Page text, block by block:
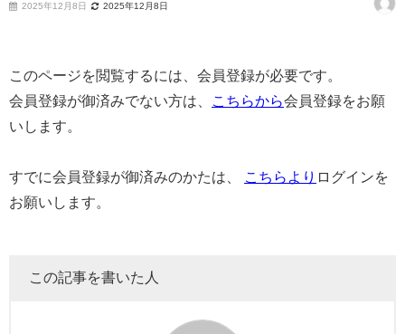
2025年12月8日 2025年12月8日
このページを閲覧するには、会員登録が必要です。
会員登録が御済みでない方は、
こちらから会員登録をお願
いします。
すでに会員登録が御済みのかたは、 こちらより ログインを
お願いします。
この記事を書いた人